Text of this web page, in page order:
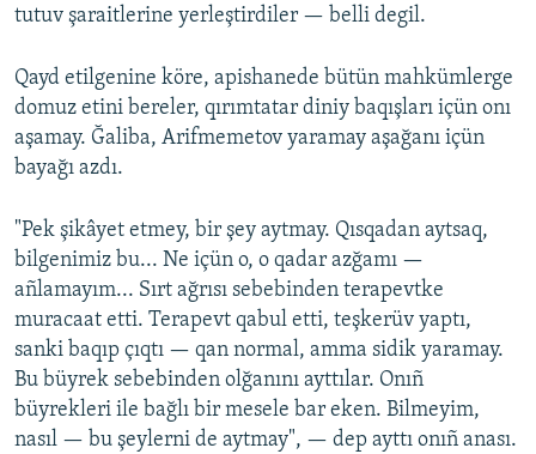
tutuv şaraitlerine yerleştirdiler — belli degil.
Qayd etilgenine köre, apishanede bütün mahkümlerge
domuz etini bereler, qırımtatar diniy baqışları içün onı
aşamay. Ğaliba, Arifmemetov yaramay aşağanı içün
bayağı azdı.
"Pek şikâyet etmey, bir şey aytmay. Qısqadan aytsaq,
bilgenimiz bu... Ne içün o, o qadar azğamı —
añlamayım... Sırt ağrısı sebebinden terapevtke
muracaat etti. Terapevt qabul etti, teşkerüv yaptı,
sanki baqıp çıqtı — qan normal, amma sidik yaramay.
Bu büyrek sebebinden olğanını ayttılar. Onıñ
büyrekleri ile bağlı bir mesele bar eken. Bilmeyim,
nasıl — bu şeylerni de aytmay", — dep ayttı onıñ anası.